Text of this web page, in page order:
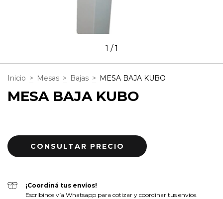
1 /1
Inicio > Mesas > Bajas > MESA BAJA KUBO
MESA BAJA KUBO
¡Coordiná tus envíos!
Escribinos vía Whatsapp para cotizar y coordinar tus envíos.